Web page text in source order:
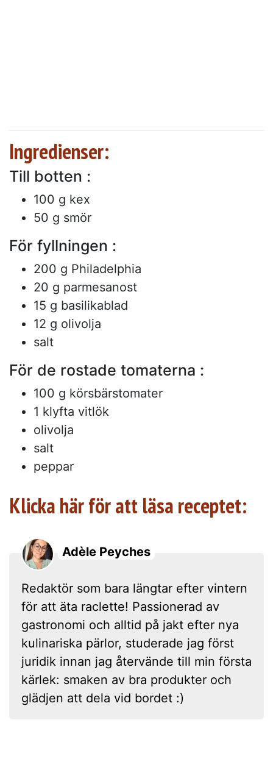
Ingredienser:
Till botten :
100 g kex
50 g smör
För fyllningen :
200 g Philadelphia
20 g parmesanost
15 g basilikablad
12 g olivolja
salt
För de rostade tomaterna :
100 g körsbärstomater
1 klyfta vitlök
olivolja
salt
peppar
Klicka här för att läsa receptet:
Adèle Peyches
Redaktör som bara längtar efter vintern
för att äta raclette! Passionerad av
gastronomi och alltid på jakt efter nya
kulinariska pärlor, studerade jag först
juridik innan jag återvände till min första
kärlek: smaken av bra produkter och
glädjen att dela vid bordet :)